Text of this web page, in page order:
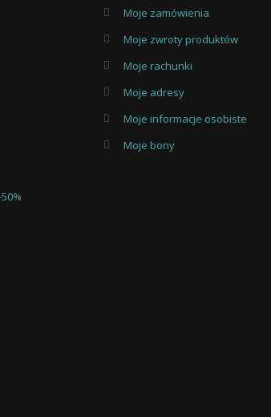
Moje zamówienia
Moje zwroty produktów
Moje rachunki
Moje adresy
Moje informacje osobiste
Moje bony